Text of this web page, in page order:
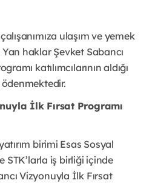
ulaşım ve yemek
haklar Şevket Sabancı
katılımcılarının aldığı
İlk Fırsat Programı
birimi Esas Sosyal
STK’larla iş birliği içinde
Vizyonuyla İlk Fırsat